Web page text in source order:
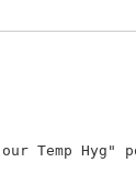
Hyg"